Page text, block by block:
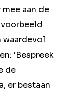
aan de
waardevol
‘Bespreek
de
er bestaan